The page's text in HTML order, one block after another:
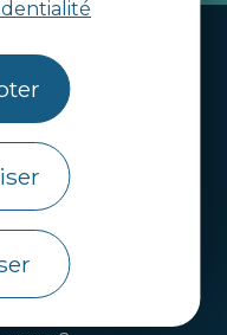
Touristique et
d’Armor.